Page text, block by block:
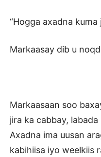
“Hogga axadna kuma
Markaasay dib u
Markaasaan soo
jira ka cabbay,
Axadna ima uusan
kabihiisa iyo weelkiis